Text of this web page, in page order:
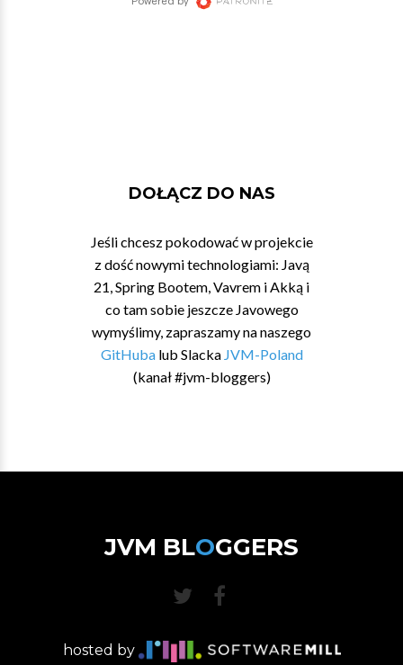
DOŁĄCZ DO NAS
Jeśli chcesz pokodować w projekcie
z dość nowymi technologiami: Javą
21, Spring Bootem, Vavrem i Akką i
co tam sobie jeszcze Javowego
wymyślimy, zapraszamy na naszego
GitHubalub Slacka JVM-Poland
(kanał #jvm-bloggers)
JVM BLOGGERS
hosted by